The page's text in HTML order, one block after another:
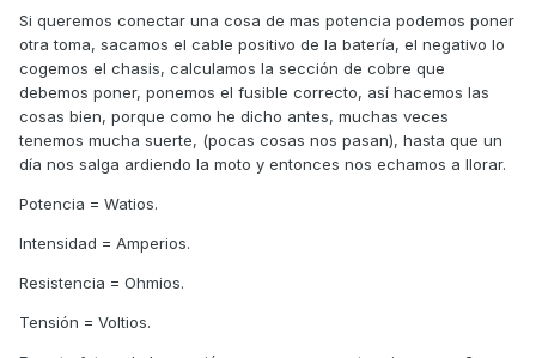
Si queremos conectar una cosa de mas potencia podemos poner
otra toma, sacamos el cable positivo de la batería, el negativo lo
cogemos el chasis, calculamos la sección de cobre que
debemos poner, ponemos el fusible correcto, así hacemos las
cosas bien, porque como he dicho antes, muchas veces
tenemos mucha suerte, (pocas cosas nos pasan), hasta que un
día nos salga ardiendo la moto y entonces nos echamos a llorar.
Potencia = Watios.
Intensidad = Amperios.
Resistencia = Ohmios.
Tensión = Voltios.